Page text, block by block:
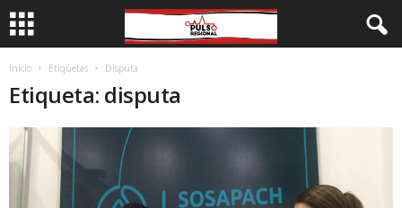
Inicio Etiquetas Disputa
Etiqueta: disputa